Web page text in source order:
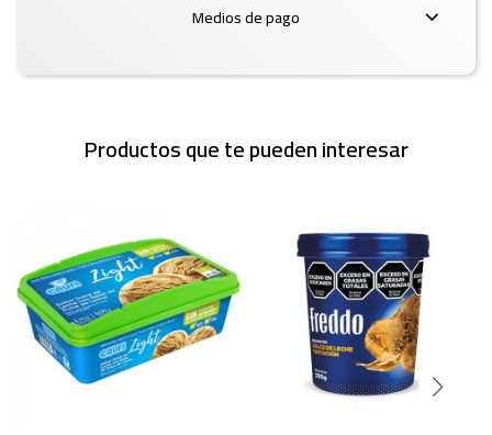
Medios de pago
Productos que te pueden interesar